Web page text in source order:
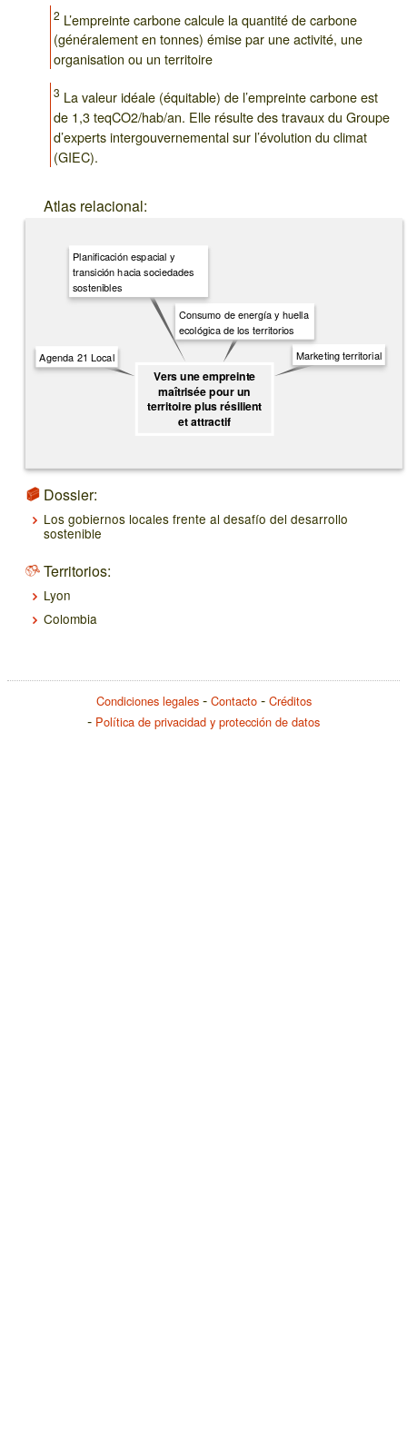
2 L’empreinte carbone calcule la quantité de carbone
(généralement en tonnes) émise par une activité, une
organisation ou un territoire
3 La valeur idéale (équitable) de l’empreinte carbone est
de 1,3 teqCO2/hab/an. Elle résulte des travaux du Groupe
d’experts intergouvernemental sur l’évolution du climat
(GIEC).
Atlas relacional:
Vers une empreinte
maîtrisée pour un
territoire plus résilient
et attractif
Marketing territorial
Consumo de energía y huella
ecológica de los territorios
Planificación espacial y
transición hacia sociedades
sostenibles
Agenda 21 Local
Dossier:
Los gobiernos locales frente al desafío del desarrollo
sostenible
Territorios:
Lyon
Colombia
Condiciones legales Contacto
Créditos
Política de privacidad y protección de datos